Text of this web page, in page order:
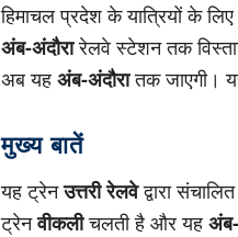
हिमाचल प्रदेश के यात्रियों के
अंब-अंदौरारेलवे स्टेशन तक
अब यह अंब-अंदौरातक जाएगी।
मुख्य बातें
यह ट्रेनउत्तरी रेलवेद्वारा
ट्रेनवीकलीचलती है और यह अंब-